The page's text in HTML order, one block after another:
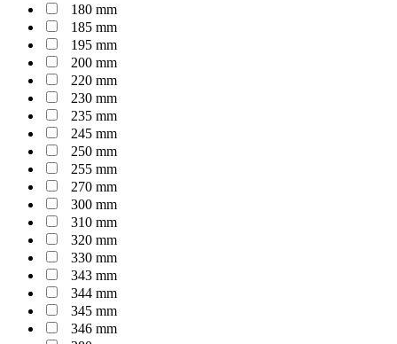
180 mm
185 mm
195 mm
200 mm
220 mm
230 mm
235 mm
245 mm
250 mm
255 mm
270 mm
300 mm
310 mm
320 mm
330 mm
343 mm
344 mm
345 mm
346 mm